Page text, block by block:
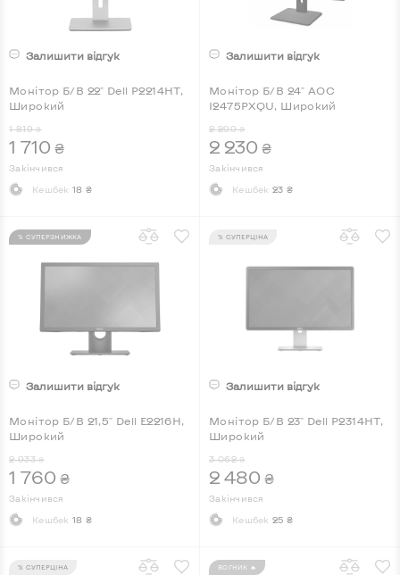
Залишити відгук
Монітор Б/В 22" Dell P2214HT,
Широкий
1 819 ₴
1 710 ₴
Закінчився
Кешбек 18 ₴
Залишити відгук
Монітор Б/В 24" AOC
I2475PXQU, Широкий
2 299 ₴
2 230 ₴
Закінчився
Кешбек 23 ₴
% СУПЕРЗНИЖКА
Залишити відгук
Монітор Б/В 21,5" Dell E2216H,
Широкий
2 933 ₴
1 760 ₴
Закінчився
Кешбек 18 ₴
% СУПЕРЦІНА
Залишити відгук
Монітор Б/В 23" Dell P2314HT,
Широкий
3 062 ₴
2 480 ₴
Закінчився
Кешбек 25 ₴
% СУПЕРЦІНА ВОГНИК 🔥